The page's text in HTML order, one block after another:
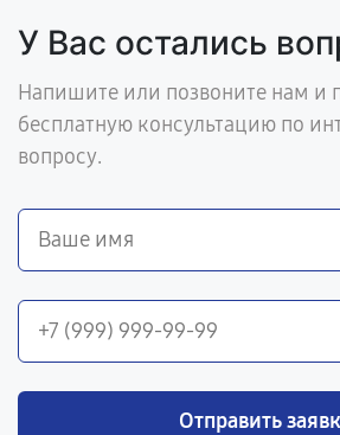
У Вас остались
Напишите или позвоните нам и
бесплатную консультацию по
вопросу.
Отправить